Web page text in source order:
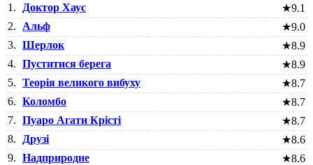
1.
Доктор Хаус ★9.1
2.
Альф ★9.0
3. Шерлок ★8.9
4. Пуститися берега ★8.9
5. Теорія великого вибуху ★8.7
6. Коломбо ★8.7
7. Пуаро Агати Крісті ★8.7
8.
Друзі ★8.6
9. Надприродне ★8.6